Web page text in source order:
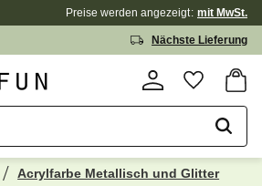
Nächste Lieferung
Preise werden angezeigt mit MwSt.
Acrylfarbe Metallisch und Glitter